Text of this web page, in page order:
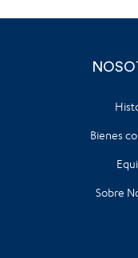
Bienes
Sobre